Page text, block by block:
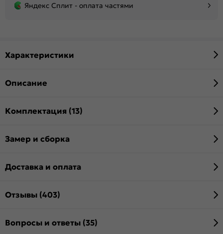
Яндекс Сплит - оплата частями
Характеристики
Описание
Комплектация (13)
Замер и сборка
Доставка и оплата
Отзывы (403)
Вопросы и ответы (35)